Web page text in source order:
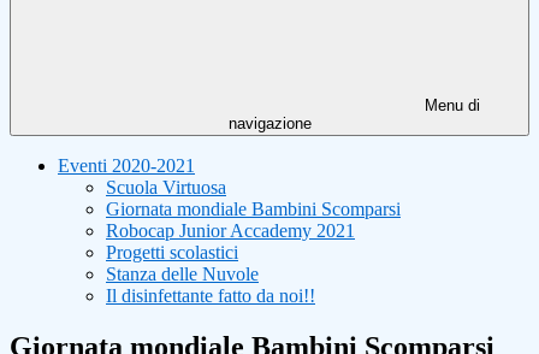
Menu di
navigazione
Eventi 2020-2021
Scuola Virtuosa
Giornata mondiale Bambini Scomparsi
Robocap Junior Accademy 2021
Progetti scolastici
Stanza delle Nuvole
Il disinfettante fatto da noi!!
Giornata mondiale Bambini Scomparsi